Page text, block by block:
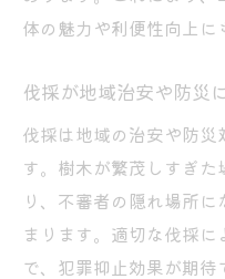
体の魅力や利便性向上に
伐採が地域治安や防災
伐採は地域の治安や防
す。樹木が繁茂しすぎ
り、不審者の隠れ場所
まります。適切な伐採
で、犯罪抑止効果が期待